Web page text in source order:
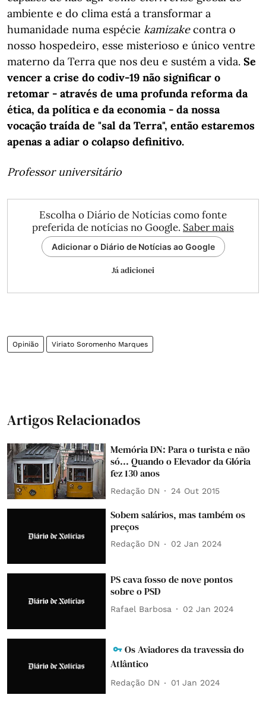
ambiente e do clima está a transformar a
humanidade numa espécie kamizakecontra o
nosso hospedeiro, esse misterioso e único ventre
materno da Terra que nos deu e sustém a vida. Se
vencer a crise do codiv-19 não significar o
retomar - através de uma profunda reforma da
ética, da política e da economia - da nossa
vocação traída de "sal da Terra", então estaremos
apenas a adiar o colapso definitivo.
Professor universitário
Escolha o Diário de Notícias como fonte
preferida de notícias no Google. Saber mais
Adicionar o Diário de Notícias ao Google
Já adicionei
Opinião Viriato Soromenho Marques
Artigos Relacionados
Memória DN: Para o turista e não
só... Quando o Elevador da Glória
fez 130 anos
Redação DN 24 Out 2015
Sobem salários, mas também os
preços
Redação DN 02 Jan 2024
PS cava fosso de nove pontos
sobre o PSD
Rafael Barbosa 02 Jan 2024
Os Aviadores da travessia do
Atlântico
Redação DN 01 Jan 2024